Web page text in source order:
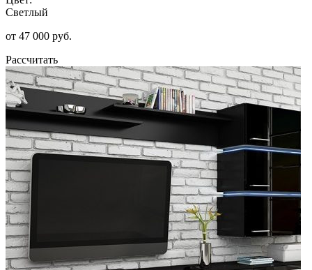
Светлый
от 47 000 руб.
Рассчитать